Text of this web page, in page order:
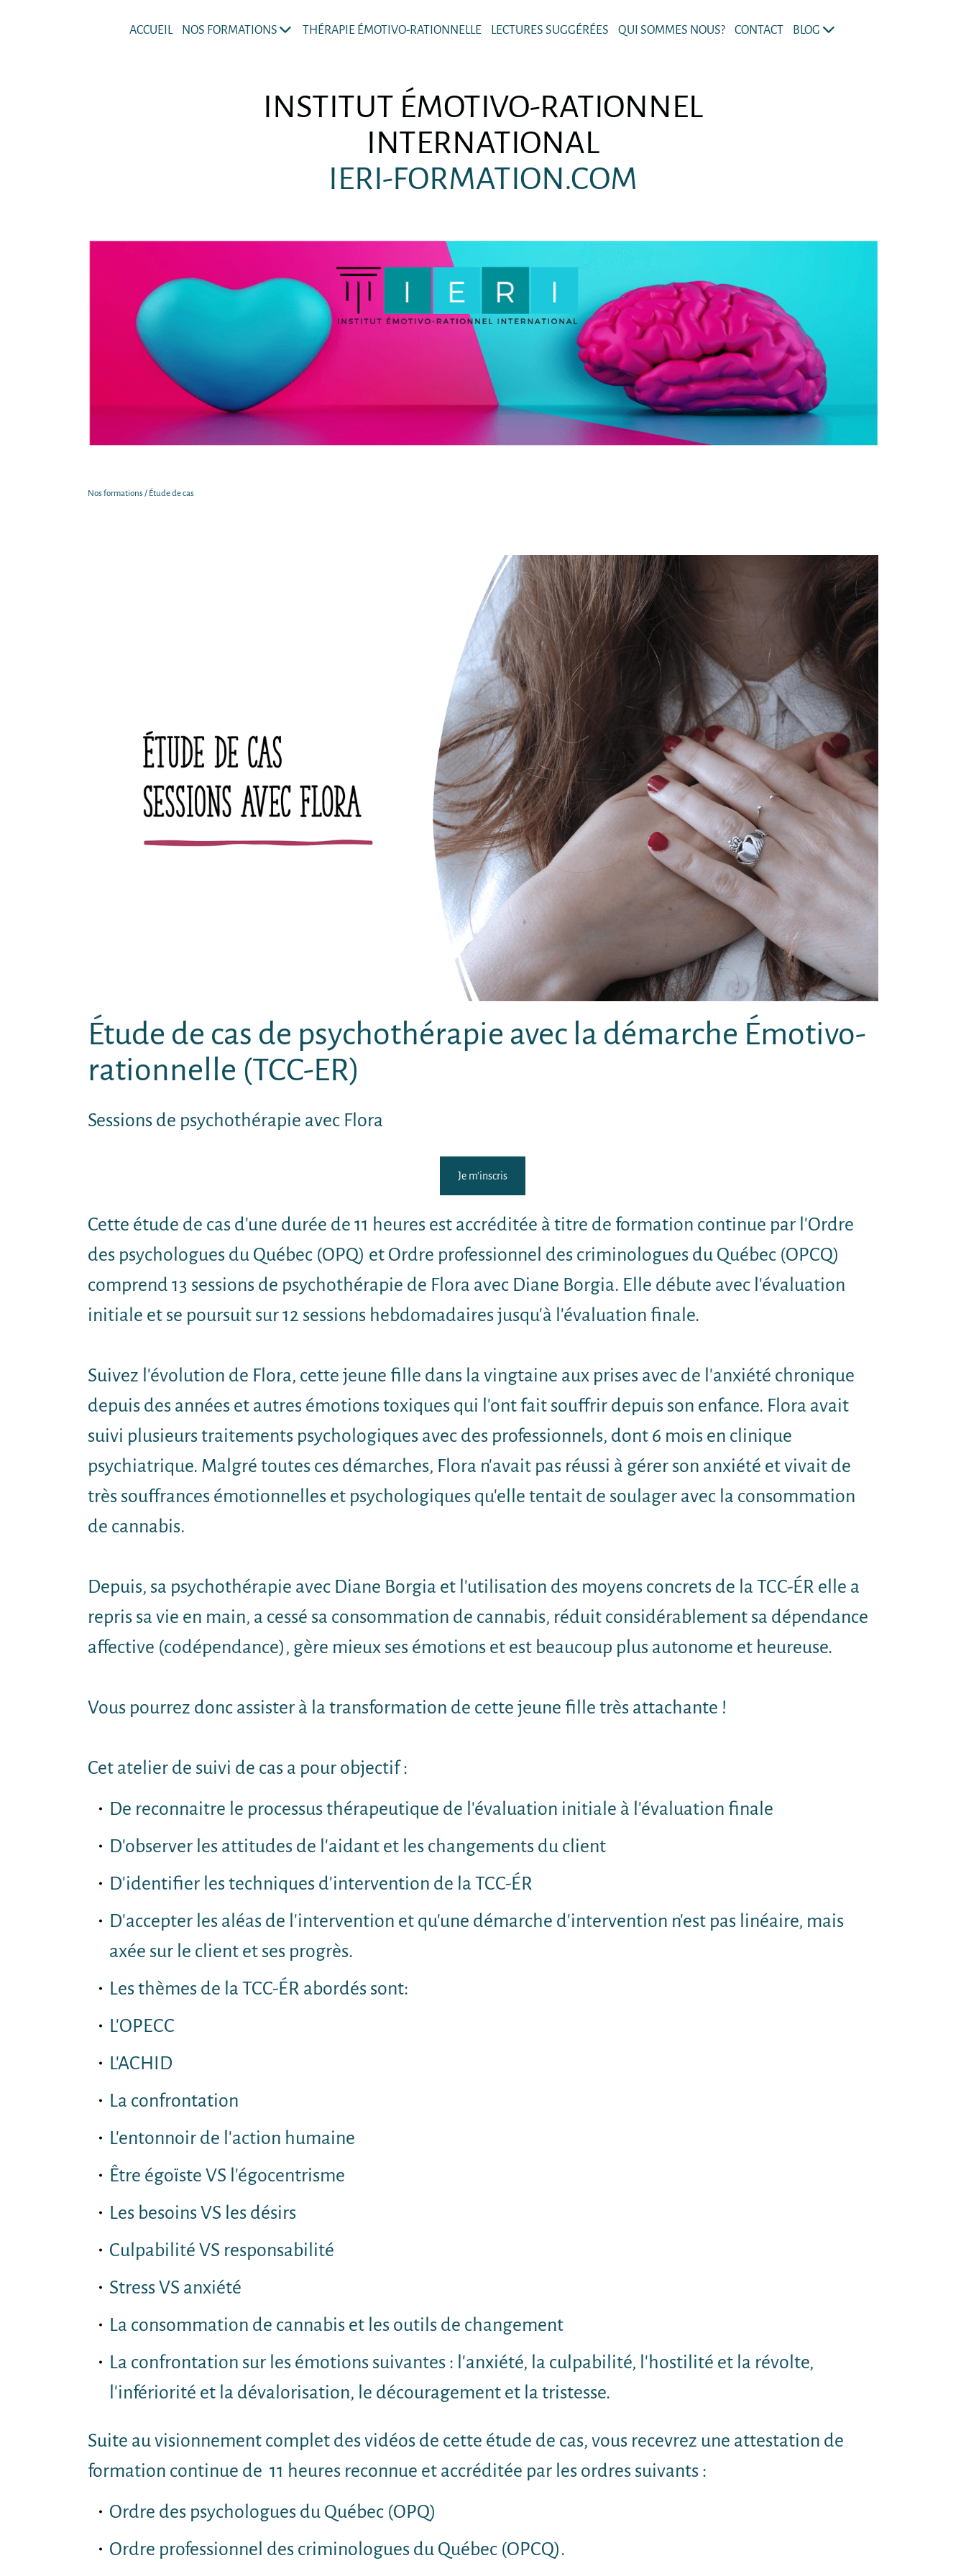
ACCUEIL NOS FORMATIONS THÉRAPIE ÉMOTIVO-RATIONNELLE LECTURES SUGGÉRÉES QUI SOMMES NOUS? CONTACT BLOG
INSTITUT ÉMOTIVO-RATIONNEL
INTERNATIONAL
IERI-FORMATION.COM
Nos formations / Étude de cas
Étude de cas de psychothérapie avec la démarche Émotivo-
rationnelle (TCC-ER)
Sessions de psychothérapie avec Flora
Je m'inscris
Cette étude de cas d'une durée de 11 heures est accréditée à titre de formation continue par l'Ordre
des psychologues du Québec (OPQ) et Ordre professionnel des criminologues du Québec (OPCQ)
comprend 13 sessions de psychothérapie de Flora avec Diane Borgia. Elle débute avec l'évaluation
initiale et se poursuit sur 12 sessions hebdomadaires jusqu'à l'évaluation finale.
Suivez l'évolution de Flora, cette jeune fille dans la vingtaine aux prises avec de l'anxiété chronique
depuis des années et autres émotions toxiques qui l'ont fait souffrir depuis son enfance. Flora avait
suivi plusieurs traitements psychologiques avec des professionnels, dont 6 mois en clinique
psychiatrique. Malgré toutes ces démarches, Flora n'avait pas réussi à gérer son anxiété et vivait de
très souffrances émotionnelles et psychologiques qu'elle tentait de soulager avec la consommation
de cannabis.
Depuis, sa psychothérapie avec Diane Borgia et l'utilisation des moyens concrets de la TCC-ÉR elle a
repris sa vie en main, a cessé sa consommation de cannabis, réduit considérablement sa dépendance
affective (codépendance), gère mieux ses émotions et est beaucoup plus autonome et heureuse.
Vous pourrez donc assister à la transformation de cette jeune fille très attachante !
Cet atelier de suivi de cas a pour objectif :
De reconnaitre le processus thérapeutique de l'évaluation initiale à l'évaluation finale
D'observer les attitudes de l'aidant et les changements du client
D'identifier les techniques d'intervention de la TCC-ÉR
D'accepter les aléas de l'intervention et qu'une démarche d'intervention n'est pas linéaire, mais
axée sur le client et ses progrès.
Les thèmes de la TCC-ÉR abordés sont:
L'OPECC
L'ACHID
La confrontation
L'entonnoir de l'action humaine
Être égoïste VS l'égocentrisme
Les besoins VS les désirs
Culpabilité VS responsabilité
Stress VS anxiété
La consommation de cannabis et les outils de changement
La confrontation sur les émotions suivantes : l'anxiété, la culpabilité, l'hostilité et la révolte,
l'infériorité et la dévalorisation, le découragement et la tristesse.
Suite au visionnement complet des vidéos de cette étude de cas, vous recevrez une attestation de
formation continue de 11 heures reconnue et accréditée par les ordres suivants :
Ordre des psychologues du Québec (OPQ)
Ordre professionnel des criminologues du Québec (OPCQ).